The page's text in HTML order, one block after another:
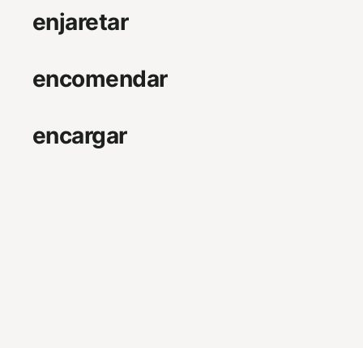
enjaretar
encomendar
encargar